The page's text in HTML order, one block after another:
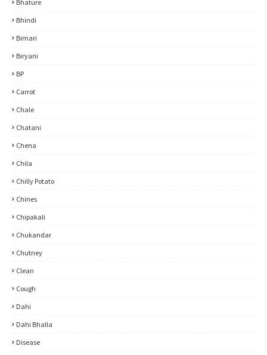
Bhature
Bhindi
Bimari
Biryani
BP
Carrot
Chale
Chatani
Chena
Chila
Chilly Potato
Chines
Chipakali
Chukandar
Chutney
Clean
Cough
Dahi
Dahi Bhalla
Disease